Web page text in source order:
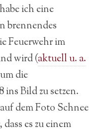
habe ich eine
brennendes
Feuerwehr im
wird (aktuell u. a.
die
ins Bild zu setzen.
dem Foto Schnee
es zu einem